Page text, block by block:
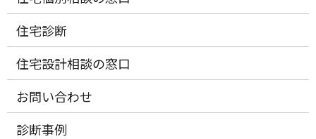
住宅診断
住宅設計相談の窓口
お問い合わせ
診断事例